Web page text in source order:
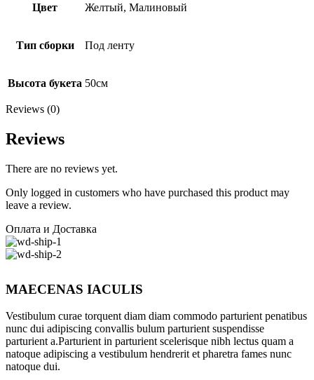
Цвет Желтый, Малиновый
Тип сборки Под ленту
Высота букета 50см
Reviews (0)
Reviews
There are no reviews yet.
Only logged in customers who have purchased this product may
leave a review.
Оплата и Доставка
MAECENAS IACULIS
Vestibulum curae torquent diam diam commodo parturient penatibus
nunc dui adipiscing convallis bulum parturient suspendisse
parturient a.Parturient in parturient scelerisque nibh lectus quam a
natoque adipiscing a vestibulum hendrerit et pharetra fames nunc
natoque dui.